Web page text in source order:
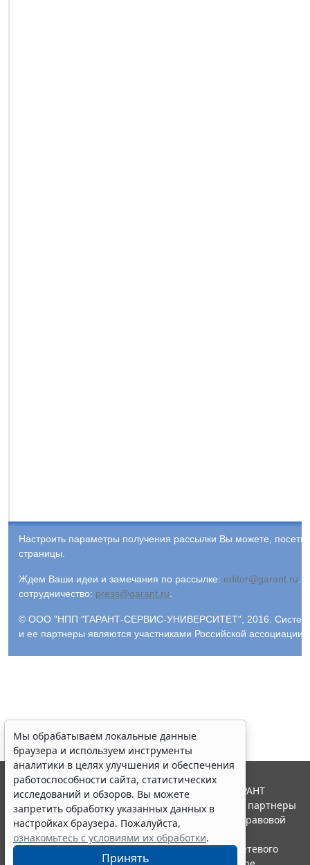
Настроить параметры получения рассылки Вы можете,
страницы.
Ждем Ваши идеи и замечания по рассылке: editor@garant.ru
сотрудничество: press@garant.ru
© ООО "НПП "ГАРАНТ-СЕРВИС-УНИВЕРСИТЕТ", 2016. Система
и ее партнеры являются участниками Российской
Мы обрабатываем локальные данные
браузера и используем инструменты
аналитики в целях улучшения и обеспечения
работоспособности сайта, статистических
исследований и обзоров. Вы можете
запретить обработку указанных данных в
настройках браузера. Пожалуйста,
ознакомьтесь с условиями их обработки.
Принять
© ООО "НПП "ГАРАНТ-СЕРВИС", 2026. Система ГАРАНТ
выпускается с 1990 года. Компания "Гарант" и ее партнеры
являются участниками Российской ассоциации правовой
информации ГАРАНТ.
Портал ГАРАНТ.РУ зарегистрирован в качестве сетевого